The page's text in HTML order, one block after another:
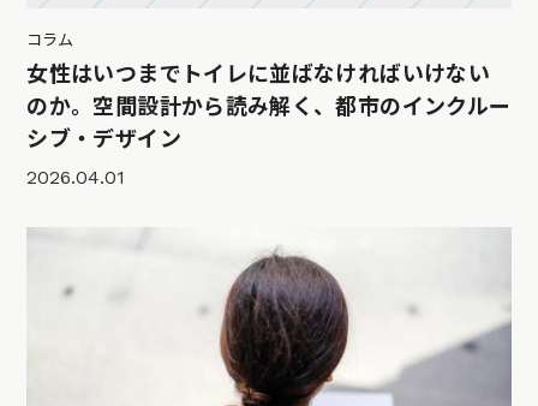
コラム
女性はいつまでトイレに並ばなければいけない
のか。空間設計から読み解く、都市のインクルー
シブ・デザイン
2026.04.01